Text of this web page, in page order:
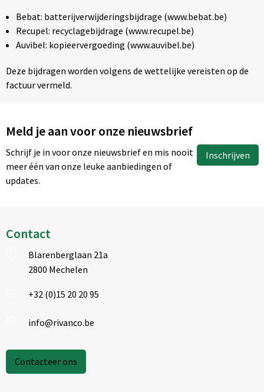
Bebat: batterijverwijderingsbijdrage (www.bebat.be)
Recupel: recyclagebijdrage (www.recupel.be)
Auvibel: kopieervergoeding (www.auvibel.be)
Deze bijdragen worden volgens de wettelijke vereisten op de
factuur vermeld.
Meld je aan voor onze nieuwsbrief
Schrijf je in voor onze nieuwsbrief en mis nooit
meer één van onze leuke aanbiedingen of
updates.
Inschrijven
Contact
Blarenberglaan 21a
2800 Mechelen
+32 (0)15 20 20 95
info@rivanco.be
Contacteer ons